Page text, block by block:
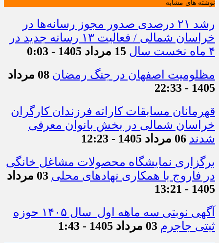
نوشته های مشابه
رشد ۲۱ درصدی صدور مجوز رسانه‌ها در
خراسان شمالی / فعالیت ۱۳ رسانه جدید در
۴ ماه نخست سال
15 مرداد 1405 - 0:03
مظلومیت اصفهان در جنگ رمضان
08 مرداد
1405 - 22:33
قهرمانان مسابقات کاراته فرزندان کارگران
خراسان شمالی در بخش بانوان معرفی
شدند 06 مرداد 1405 - 12:23
برگزاری نمایشگاه محصولات مشاغل خانگی
در فاروج با همکاری نهادهای محلی
03 مرداد
1405 - 13:21
آگهی نوبتی سه ماهه اول سال ۱۴۰۵ حوزه
ثبتی جاجرم 03 مرداد 1405 - 1:43